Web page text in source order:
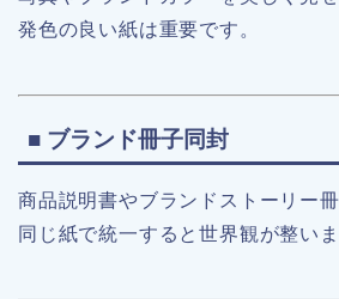
発色の良い紙は重要です。
■ ブランド冊子同封
商品説明書やブランドストーリー冊
同じ紙で統一すると世界観が整いま